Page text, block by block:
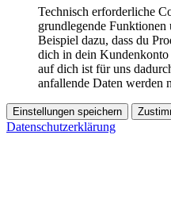
Technisch erforderliche
grundlegende Funktionen
Beispiel dazu, dass du
dich in dein
auf dich ist für uns
anfallende Daten werden
Einstellungen speichern
Datenschutzerklärung